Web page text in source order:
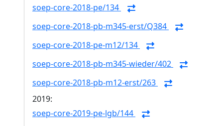
soep-core-2018-pe/134
soep-core-2018-pb-m345-erst/Q384
soep-core-2018-pe-m12/134
soep-core-2018-pb-m345-wieder/402
soep-core-2018-pb-m12-erst/263
2019:
soep-core-2019-pe-lgb/144